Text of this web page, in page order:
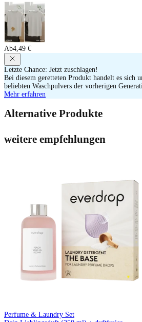
Ab4,49 €
Letzte Chance: Jetzt zuschlagen!
Bei diesem geretteten Produkt handelt es sich
beliebten Waschpulvers der vorherigen
Mehr erfahren
Alternative Produkte
weitere empfehlungen
Perfume & Laundry Set